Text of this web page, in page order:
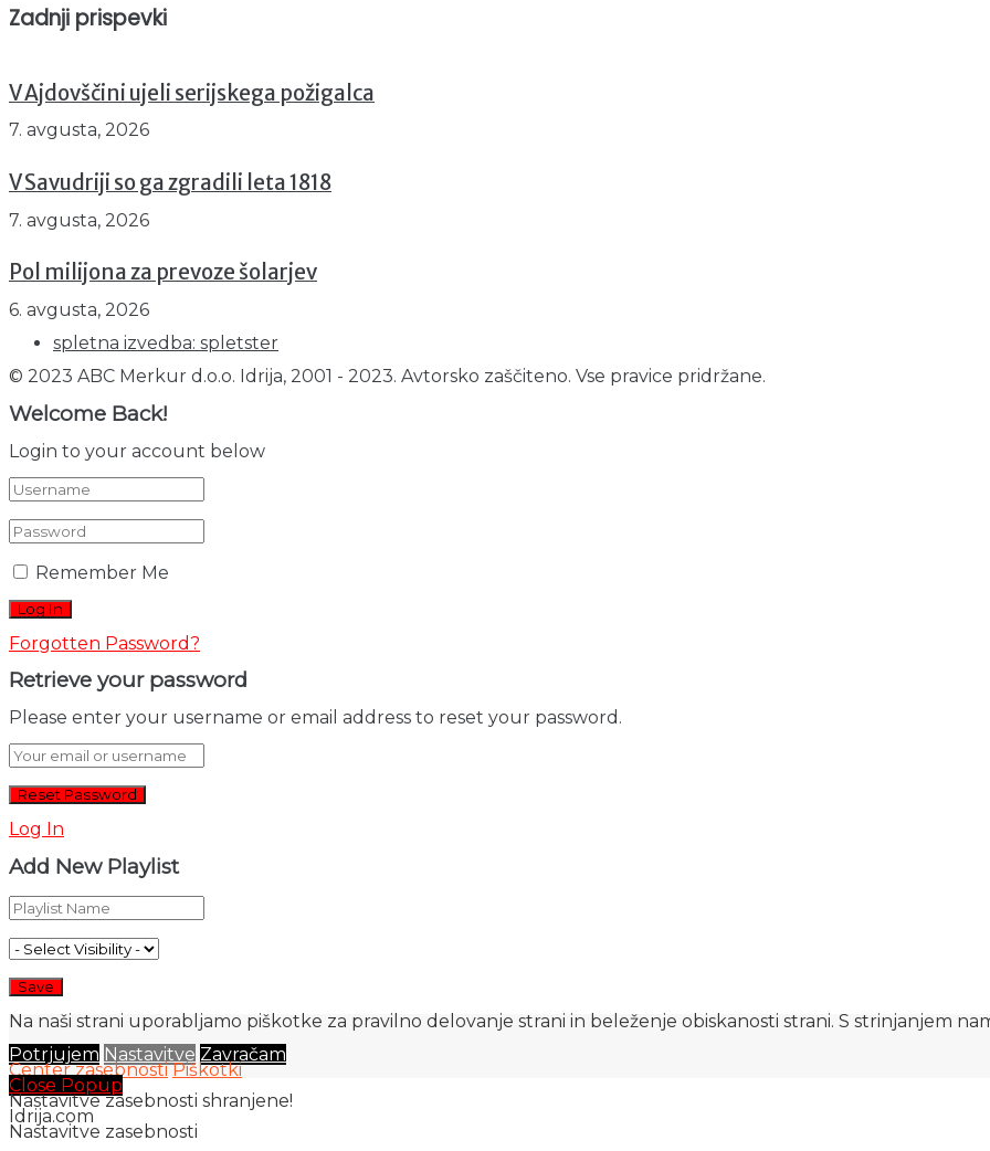
Zadnji prispevki
V Ajdovščini ujeli serijskega požigalca
7. avgusta, 2026
V Savudriji so ga zgradili leta 1818
7. avgusta, 2026
Pol milijona za prevoze šolarjev
6. avgusta, 2026
spletna izvedba: spletster
© 2023 ABC Merkur d.o.o. Idrija, 2001 - 2023. Avtorsko zaščiteno. Vse pravice pridržane.
Welcome Back!
Login to your account below
Remember Me
Forgotten Password?
Retrieve your password
Please enter your username or email address to reset your password.
Log In
Add New Playlist
Na naši strani uporabljamo piškotke za pravilno delovanje strani in beleženje obiskanosti strani. S strinjanjem
Potrjujem Nastavitve Zavračam
Center zasebnosti Piškotki
Close Popup
Nastavitve zasebnosti shranjene!
Idrija.com
Nastavitve zasebnosti